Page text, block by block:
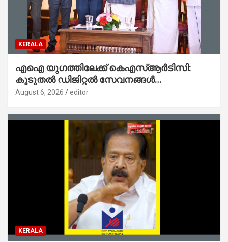
KERALA
എഐ യുഗത്തിലേക്ക് കെഎസ്ആർടിസി:
കൂടുതൽ ഡിജിറ്റൽ സേവനങ്ങൾ
ജനങ്ങളിലേക്കെത്തിക്കും – മന്ത്രി സി പി
August 6, 2026 editor
KERALA